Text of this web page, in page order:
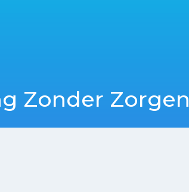
Zonder Zorgen